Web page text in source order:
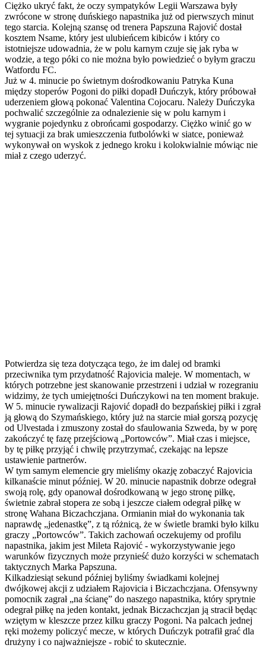
Ciężko ukryć fakt, że oczy sympatyków Legii Warszawa były
zwrócone w stronę duńskiego napastnika już od pierwszych minut
tego starcia. Kolejną szansę od trenera Papszuna Rajović dostał
kosztem Nsame, który jest ulubieńcem kibiców i który co
istotniejsze udowadnia, że w polu karnym czuje się jak ryba w
wodzie, a tego póki co nie można było powiedzieć o byłym graczu
Watfordu FC.
Już w 4. minucie po świetnym dośrodkowaniu Patryka Kuna
między stoperów Pogoni do piłki dopadł Duńczyk, który próbował
uderzeniem głową pokonać Valentina Cojocaru. Należy Duńczyka
pochwalić szczególnie za odnalezienie się w polu karnym i
wygranie pojedynku z obrońcami gospodarzy. Ciężko winić go w
tej sytuacji za brak umieszczenia futbolówki w siatce, ponieważ
wykonywał on wyskok z jednego kroku i kolokwialnie mówiąc nie
miał z czego uderzyć.
Potwierdza się teza dotycząca tego, że im dalej od bramki
przeciwnika tym przydatność Rajovicia maleje. W momentach, w
których potrzebne jest skanowanie przestrzeni i udział w rozegraniu
widzimy, że tych umiejętności Duńczykowi na ten moment brakuje.
W 5. minucie rywalizacji Rajović dopadł do bezpańskiej piłki i zgrał
ją głową do Szymańskiego, który już na starcie miał gorszą pozycję
od Ulvestada i zmuszony został do sfaulowania Szweda, by w porę
zakończyć tę fazę przejściową „Portowców”. Miał czas i miejsce,
by tę piłkę przyjąć i chwilę przytrzymać, czekając na lepsze
ustawienie partnerów.
W tym samym elemencie gry mieliśmy okazję zobaczyć Rajovicia
kilkanaście minut później. W 20. minucie napastnik dobrze odegrał
swoją rolę, gdy opanował dośrodkowaną w jego stronę piłkę,
świetnie zabrał stopera ze sobą i jeszcze ciałem odegrał piłkę w
stronę Wahana Biczachczjana. Ormianin miał do wykonania tak
naprawdę „jedenastkę”, z tą różnicą, że w świetle bramki było kilku
graczy „Portowców”. Takich zachowań oczekujemy od profilu
napastnika, jakim jest Mileta Rajović - wykorzystywanie jego
warunków fizycznych może przynieść dużo korzyści w schematach
taktycznych Marka Papszuna.
Kilkadziesiąt sekund później byliśmy świadkami kolejnej
dwójkowej akcji z udziałem Rajovicia i Biczachczjana. Ofensywny
pomocnik zagrał „na ścianę” do naszego napastnika, który sprytnie
odegrał piłkę na jeden kontakt, jednak Biczachczjan ją stracił będąc
wziętym w kleszcze przez kilku graczy Pogoni. Na palcach jednej
ręki możemy policzyć mecze, w których Duńczyk potrafił grać dla
drużyny i co najważniejsze - robić to skutecznie.